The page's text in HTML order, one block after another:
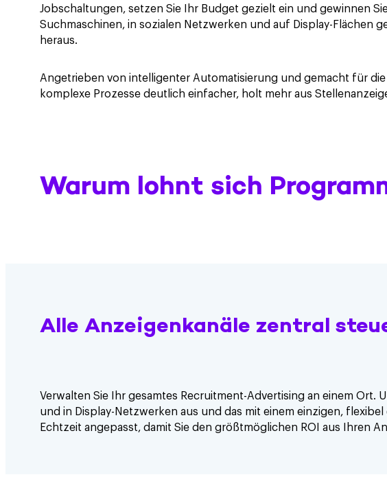
Jobschaltungen, setzen Sie Ihr Budget gezielt ein und gewinnen
Suchmaschinen, in sozialen Netzwerken und auf Display-Flächen
heraus.
Angetrieben von intelligenter Automatisierung und gemacht für
komplexe Prozesse deutlich einfacher, holt mehr aus
Warum lohnt sich
Alle Anzeigenkanäle zentral
Verwalten Sie Ihr gesamtes Recruitment-Advertising an einem
und in Display-Netzwerken aus und das mit einem einzigen,
Echtzeit angepasst, damit Sie den größtmöglichen ROI aus Ihren